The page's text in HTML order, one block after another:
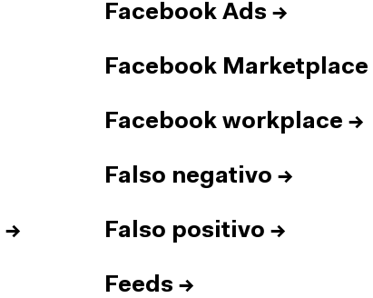
→
Facebook Ads →
Facebook Marketplace
Facebook workplace →
Falso negativo →
Falso positivo →
Feeds →